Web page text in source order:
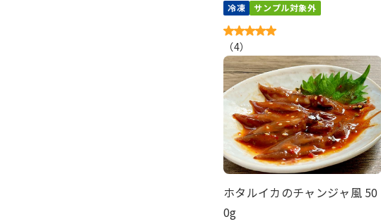
冷凍
サンプル対象外
（4）
ホタルイカのチャンジャ風 50
0g